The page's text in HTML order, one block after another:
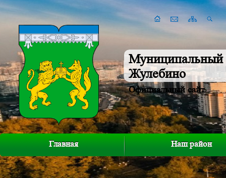
Муниципальный
Жулебино
Официальный сайт
Главная Наш район